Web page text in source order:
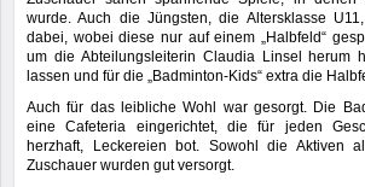
wurde. Auch die Jüngsten, die Altersklasse
dabei, wobei diese nur auf einem „Halbfeld“
um die Abteilungsleiterin Claudia Linsel herum
lassen und für die „Badminton-Kids“ extra die
Auch für das leibliche Wohl war gesorgt. Die
eine Cafeteria eingerichtet, die für jeden
herzhaft, Leckereien bot. Sowohl die Aktiven
Zuschauer wurden gut versorgt.